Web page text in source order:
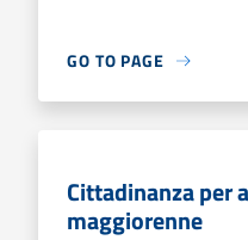
GO TO PAGE
Cittadinanza per
maggiorenne